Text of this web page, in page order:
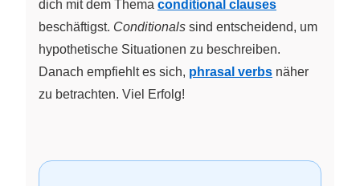
dich mit dem Thema conditional clauses
beschäftigst. Conditionals sind entscheidend, um
hypothetische Situationen zu beschreiben.
Danach empfiehlt es sich, phrasal verbs näher
zu betrachten. Viel Erfolg!